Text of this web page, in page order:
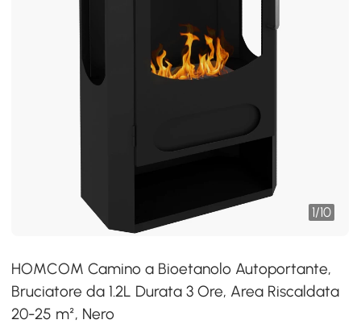
1/10
HOMCOM Camino a Bioetanolo Autoportante,
Bruciatore da 1.2L Durata 3 Ore, Area Riscaldata
20-25 m², Nero